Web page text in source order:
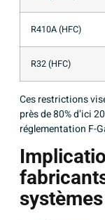
R410A (HFC)
R32 (HFC)
Ces restrictions
près de 80% d’ici
réglementation F-